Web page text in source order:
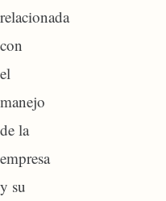
relacionada
con
el
manejo
de la
empresa
y su